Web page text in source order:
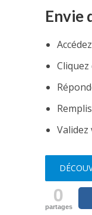
Envie
0
partages